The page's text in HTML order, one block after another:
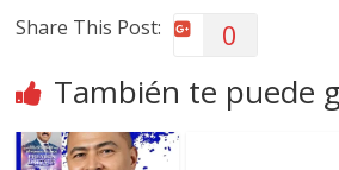
Share This Post: 0
También te puede